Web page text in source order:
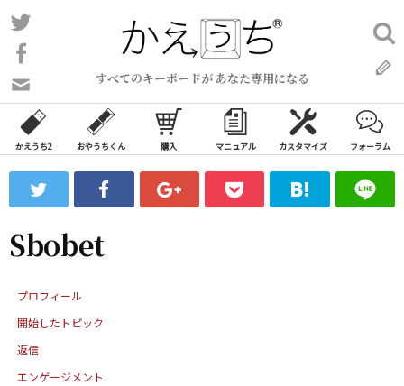
コ
ン
ン
ツ
ス
ッ
すべてのキーボードが あなた専用になる
い
合
わ
フ
ォ
ム
検
索:
かえうち2 おやうちくん 購入 マニュアル カスタマイズ フォーラム
Sbobet
プロフィール
開始したトピック
返信
エンゲージメント